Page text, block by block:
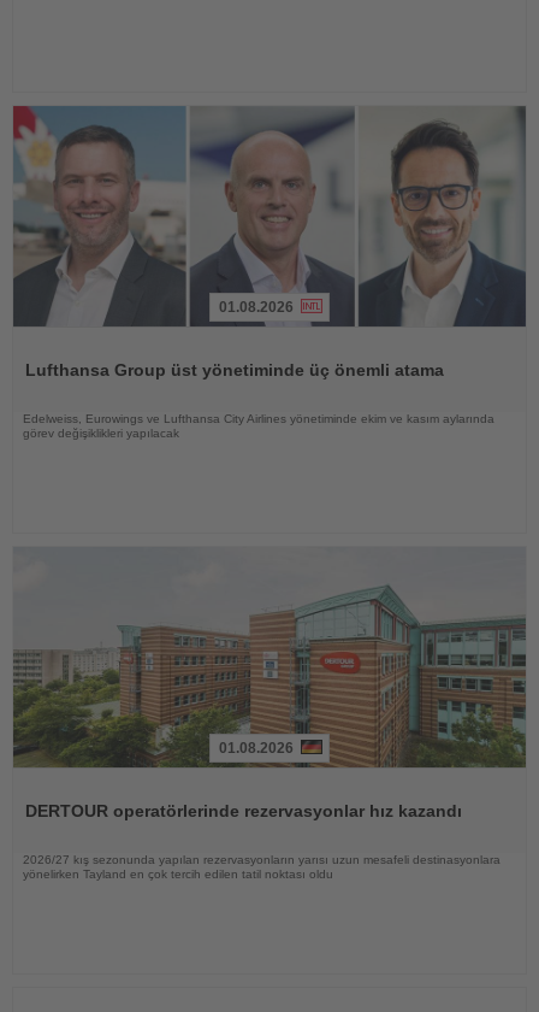
01.08.2026
Lufthansa Group üst yönetiminde üç önemli atama
Edelweiss, Eurowings ve Lufthansa City Airlines yönetiminde ekim ve kasım aylarında
görev değişiklikleri yapılacak
01.08.2026
DERTOUR operatörlerinde rezervasyonlar hız kazandı
2026/27 kış sezonunda yapılan rezervasyonların yarısı uzun mesafeli destinasyonlara
yönelirken Tayland en çok tercih edilen tatil noktası oldu